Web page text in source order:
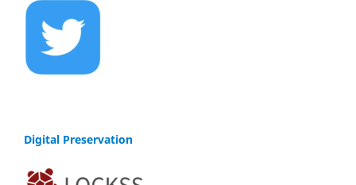
Digital Preservation